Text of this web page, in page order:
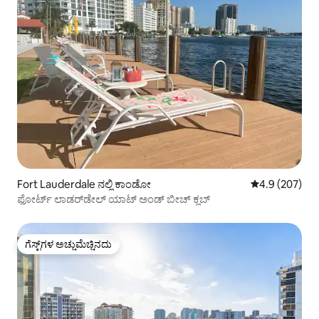
Fort Lauderdale ನಲ್ಲಿ ಕಾಂಡೋ 5 ರಲ್ಲಿ 4.9
4.9 (207)
ಫೋರ್ಟ್ ಲಾಡರ್‌ಡೇಲ್ ಯಾಟ್ ಅಂಡ್ ಬೀಚ್ ಕ್ಲಬ್
ಗೆಸ್ಟ್‌ಗಳ ಅಚ್ಚುಮೆಚ್ಚಿನದು
ಗೆಸ್ಟ್‌ಗಳ ಅಚ್ಚುಮೆಚ್ಚಿನದು